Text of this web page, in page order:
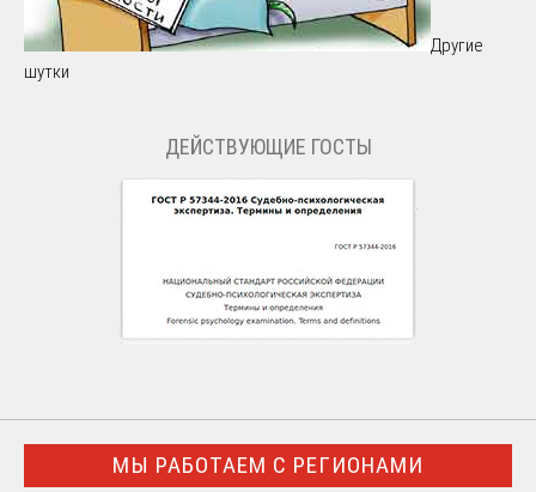
Другие
шутки
ДЕЙСТВУЮЩИЕ ГОСТЫ
МЫ РАБОТАЕМ С РЕГИОНАМИ